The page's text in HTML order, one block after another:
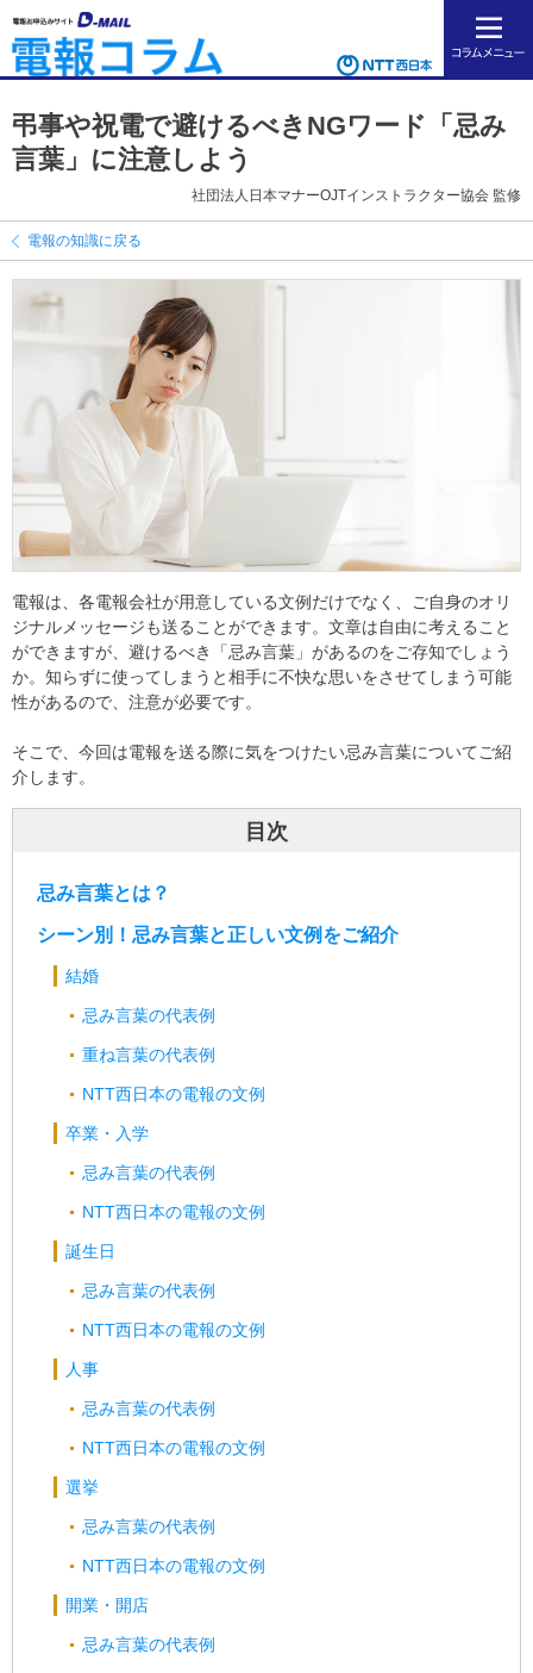
弔事や祝電で避けるべきNGワード「忌み
言葉」に注意しよう
社団法人日本マナーOJTインストラクター協会 監修
電報の知識に戻る
電報は、各電報会社が用意している文例だけでなく、ご自身のオリ
ジナルメッセージも送ることができます。文章は自由に考えること
ができますが、避けるべき「忌み言葉」があるのをご存知でしょう
か。知らずに使ってしまうと相手に不快な思いをさせてしまう可能
性があるので、注意が必要です。
そこで、今回は電報を送る際に気をつけたい忌み言葉についてご紹
介します。
目次
忌み言葉とは？
シーン別！忌み言葉と正しい文例をご紹介
結婚
忌み言葉の代表例
重ね言葉の代表例
NTT西日本の電報の文例
卒業・入学
忌み言葉の代表例
NTT西日本の電報の文例
誕生日
忌み言葉の代表例
NTT西日本の電報の文例
人事
忌み言葉の代表例
NTT西日本の電報の文例
選挙
忌み言葉の代表例
NTT西日本の電報の文例
開業・開店
忌み言葉の代表例